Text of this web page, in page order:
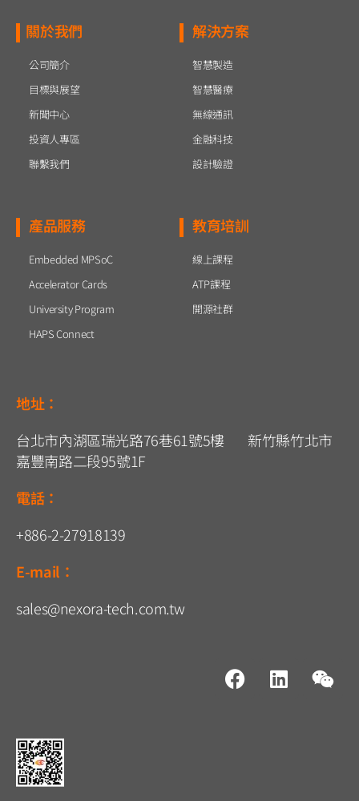
關於我們
公司簡介
目標與展望
新聞中心
投資人專區
聯繫我們
解決方案
智慧製造
智慧醫療
無線通訊
金融科技
設計驗證
產品服務
Embedded MPSoC
Accelerator Cards
University Program
HAPS Connect
教育培訓
線上課程
ATP課程
開源社群
地址：
台北市內湖區瑞光路76巷61號5樓 新竹縣竹北市
嘉豐南路二段95號1F
電話：
+886-2-27918139
E-mail：
sales@nexora-tech.com.tw